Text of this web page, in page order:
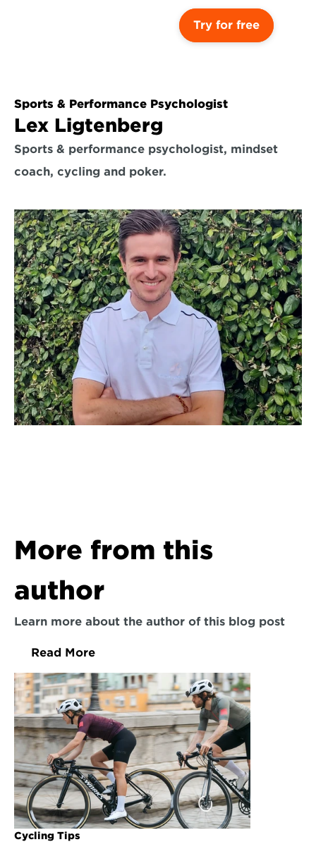
Try for free
Sports & Performance Psychologist
Lex Ligtenberg
Sports & performance psychologist, mindset
coach, cycling and poker.
More from this
author
Learn more about the author of this blog post
Read More
Cycling Tips